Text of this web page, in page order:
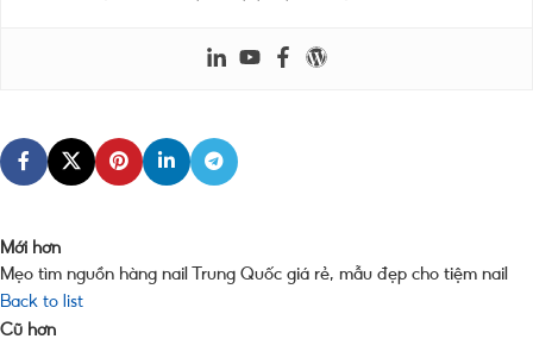
Mới hơn
Mẹo tìm nguồn hàng nail Trung Quốc giá rẻ, mẫu đẹp cho tiệm nail
Back to list
Cũ hơn